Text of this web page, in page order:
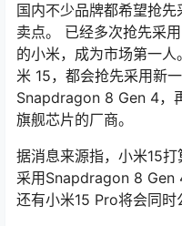
国内不少品牌都希望抢
卖点。 已经多次抢先采
的小米，成为市场第一
米 15，都会抢先采用新
Snapdragon 8 Gen 4，
旗舰芯片的厂商。
据消息来源指，小米15
采用Snapdragon 8 Gen
还有小米15 Pro将会同时